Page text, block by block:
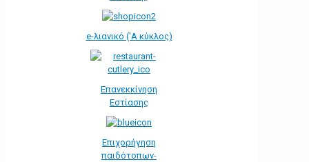
e-λιανικό ('Α κύκλος)
Επανεκκίνηση
Εστίασης
Επιχορήγηση
παιδότοπων-